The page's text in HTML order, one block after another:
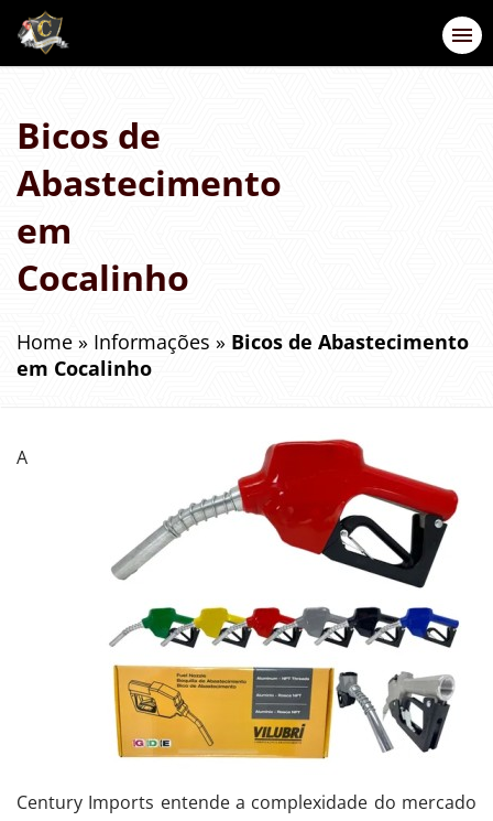
Bicos de
Abastecimento
em
Cocalinho
Home » Informações » Bicos de Abastecimento
em Cocalinho
A
Century Imports entende a complexidade do mercado